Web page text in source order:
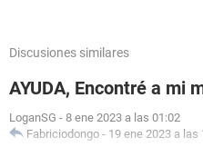
Discusiones similares
AYUDA, Encontré a mi
LoganSG - 8 ene 2023 a las 01:02
Fabriciodongo - 19 ene 2023 a las